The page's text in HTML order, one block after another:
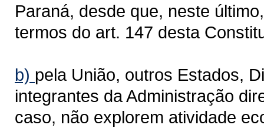
Paraná, desde que, neste
termos do art. 147 desta
b) pela União, outros Estados,
integrantes da Administração
caso, não explorem atividade